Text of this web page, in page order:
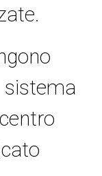
sistema